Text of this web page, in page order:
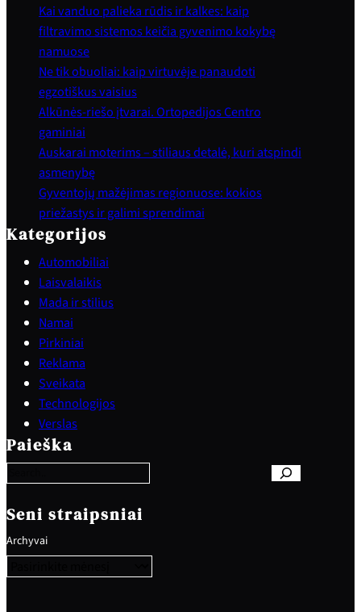
Kai vanduo palieka rūdis ir kalkes: kaip
filtravimo sistemos keičia gyvenimo kokybę
namuose
Ne tik obuoliai: kaip virtuvėje panaudoti
egzotiškus vaisius
Alkūnės-riešo įtvarai. Ortopedijos Centro
gaminiai
Auskarai moterims – stiliaus detalė, kuri atspindi
asmenybę
Gyventojų mažėjimas regionuose: kokios
priežastys ir galimi sprendimai
Kategorijos
Automobiliai
Laisvalaikis
Mada ir stilius
Namai
Pirkiniai
Reklama
Sveikata
Technologijos
Verslas
Paieška
e
a
c
h
Seni straipsniai
Archyvai